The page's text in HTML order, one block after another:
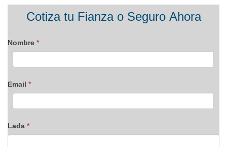
Formulario
Cotiza tu Fianza o Seguro Ahora
Nombre *
Email *
Lada *